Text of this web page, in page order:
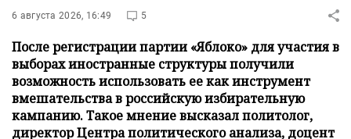
6 августа 2026, 16:49 5
После регистрации партии «Яблоко» для участия в
выборах иностранные структуры получили
возможность использовать ее как инструмент
вмешательства в российскую избирательную
кампанию. Такое мнение высказал политолог,
директор Центра политического анализа, доцент